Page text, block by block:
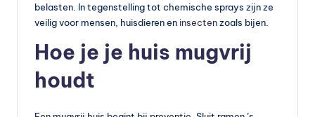
belasten. In tegenstelling tot chemische sprays zijn ze
veilig voor mensen, huisdieren en insectenzoals bijen.
Hoe je je huis mugvrij
houdt